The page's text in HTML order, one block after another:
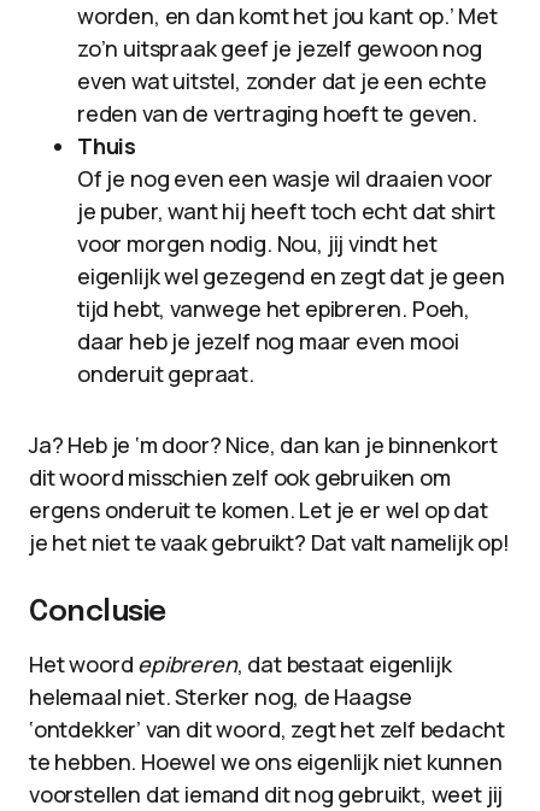
worden, en dan komt het jou kant op.’ Met
zo’n uitspraak geef je jezelf gewoon nog
even wat uitstel, zonder dat je een echte
reden van de vertraging hoeft te geven.
Thuis
Of je nog even een wasje wil draaien voor
je puber, want hij heeft toch echt dat shirt
voor morgen nodig. Nou, jij vindt het
eigenlijk wel gezegend en zegt dat je geen
tijd hebt, vanwege het epibreren. Poeh,
daar heb je jezelf nog maar even mooi
onderuit gepraat.
Ja? Heb je ‘m door? Nice, dan kan je binnenkort
dit woord misschien zelf ook gebruiken om
ergens onderuit te komen. Let je er wel op dat
je het niet te vaak gebruikt? Dat valt namelijk op!
Conclusie
Het woord epibreren, dat bestaat eigenlijk
helemaal niet. Sterker nog, de Haagse
‘ontdekker’ van dit woord, zegt het zelf bedacht
te hebben. Hoewel we ons eigenlijk niet kunnen
voorstellen dat iemand dit nog gebruikt, weet jij